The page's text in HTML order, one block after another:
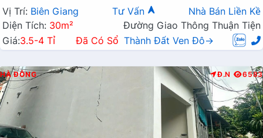
Vị Trí: Biên Giang Tư Vấn
Nhà Bán Liền Kề
Diện Tích: 30m²
Đường Giao Thông Thuận Tiện
Giá:3.5-4 Tỉ Đã Có Sổ Thành Đất Ven Đô→
HÀ ĐÔNG Đ.N 6583